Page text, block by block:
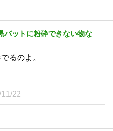
バットに粉砕できない物な
るのよ。
22